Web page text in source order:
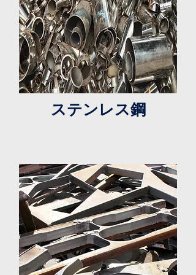
ステンレス鋼